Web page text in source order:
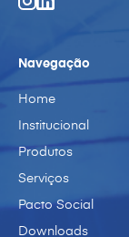
Navegação
Home
Institucional
Produtos
Serviços
Pacto Social
Downloads